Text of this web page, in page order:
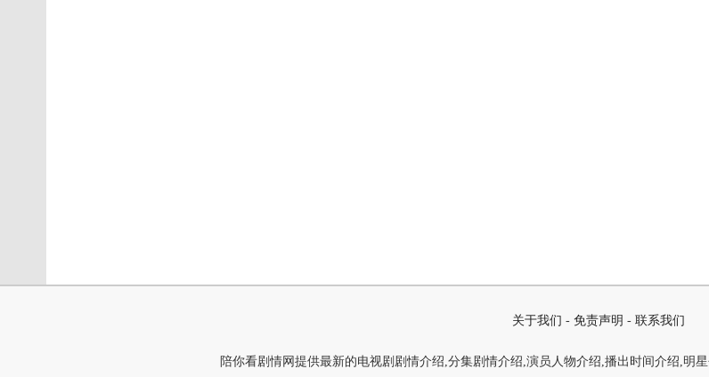
关于我们 - 免责声明 - 联系我们
陪你看剧情网提供最新的电视剧剧情介绍,分集剧情介绍,演员人物介绍,播出时间介绍,明